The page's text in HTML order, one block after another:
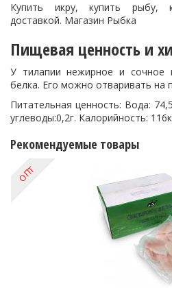
Купить икру, купить рыбу,
доставкой. Магазин Рыбка
Пищевая ценность и
У тилапии нежирное и сочное
белка. Его можно отваривать на
Питательная ценность: Вода:
углеводы:0,2г. Калорийность:
Рекомендуемые товары
ОПТ